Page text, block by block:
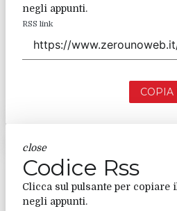
negli appunti.
RSS link
COPIA
close
Codice Rss
Clicca sul pulsante per copiare
negli appunti.